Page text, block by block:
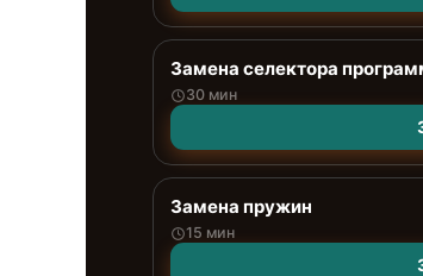
Замена селектора
30 мин
Замена пружин
15 мин